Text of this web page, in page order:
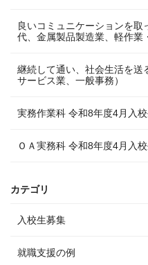
良いコミュニケーションを
代、金属製品製造業、軽作業
継続して通い、社会生活を送
サービス業、一般事務）
実務作業科 令和8年度4月入
ＯＡ実務科 令和8年度4月入
カテゴリ
入校生募集
就職支援の例